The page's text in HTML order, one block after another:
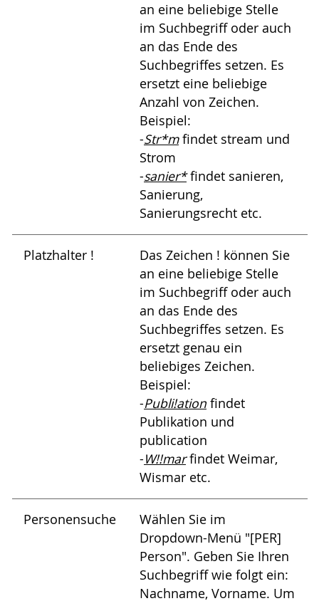
an eine beliebige Stelle
im Suchbegriff oder auch
an das Ende des
Suchbegriffes setzen. Es
ersetzt eine beliebige
Anzahl von Zeichen.
Beispiel:
-Str*mfindet stream und
Strom
-sanier*findet sanieren,
Sanierung,
Sanierungsrecht etc.
Platzhalter !
Das Zeichen ! können Sie
an eine beliebige Stelle
im Suchbegriff oder auch
an das Ende des
Suchbegriffes setzen. Es
ersetzt genau ein
beliebiges Zeichen.
Beispiel:
-Publi!ation findet
Publikation und
publication
-W!!marfindet Weimar,
Wismar etc.
Personensuche
Wählen Sie im
Dropdown-Menü "[PER]
Person". Geben Sie Ihren
Suchbegriff wie folgt ein:
Nachname, Vorname. Um